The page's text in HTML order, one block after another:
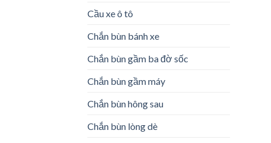
Cầu xe ô tô
Chắn bùn bánh xe
Chắn bùn gầm ba đờ sốc
Chắn bùn gầm máy
Chắn bùn hông sau
Chắn bùn lòng dè